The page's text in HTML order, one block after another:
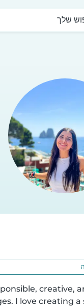
שלך
creative,
I love creating